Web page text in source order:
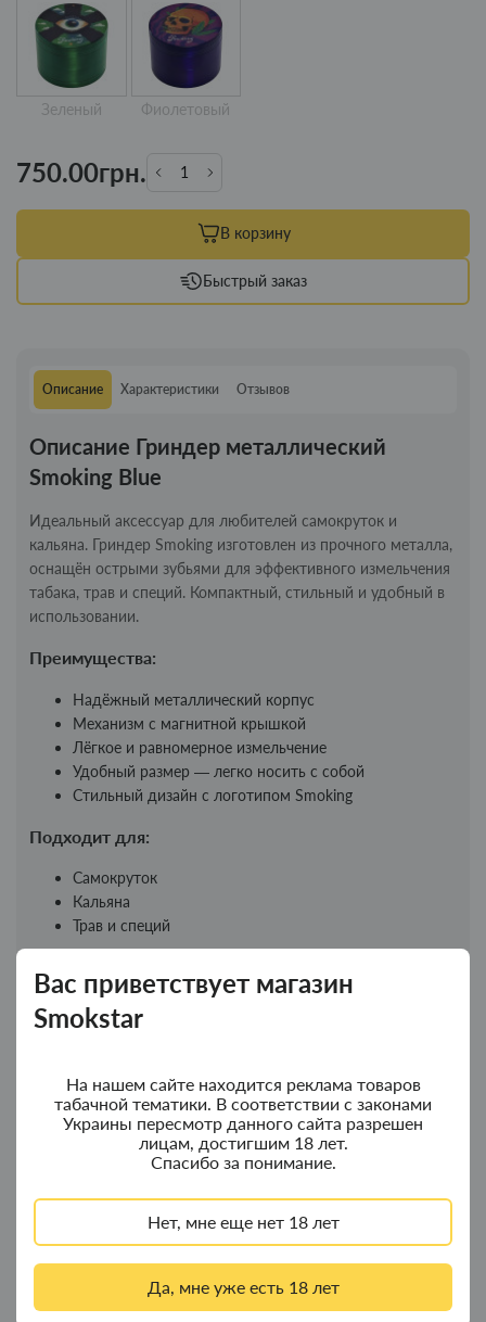
Вас приветствует магазин
Smokstar
На нашем сайте находится реклама товаров
табачной тематики. В соответствии с законами
Украины пересмотр данного сайта разрешен
лицам, достигшим 18 лет.
Спасибо за понимание.
Нет, мне еще нет 18 лет
Да, мне уже есть 18 лет
Зеленый Фиолетовый
750.00грн.
В корзину
Быстрый заказ
Описание Характеристики Отзывов
Описание Гриндер металлический
Smoking Blue
Идеальный аксессуар для любителей самокруток и
кальяна. Гриндер Smoking изготовлен из прочного металла,
оснащён острыми зубьями для эффективного измельчения
табака, трав и специй. Компактный, стильный и удобный в
использовании.
Преимущества:
Надёжный металлический корпус
Механизм с магнитной крышкой
Лёгкое и равномерное измельчение
Удобный размер — легко носить с собой
Стильный дизайн с логотипом Smoking
Подходит для:
Самокруток
Кальяна
Трав и специй
идеальным помолом каждый раз!
Новинка
Колпак для водного "Граната Ф1" - колпак
композит
Новинка
Колпак для водного "Граната Ф1" - колпак
380.00грн.